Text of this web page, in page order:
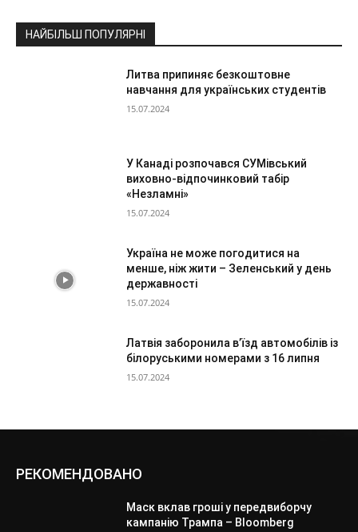
НАЙБІЛЬШ ПОПУЛЯРНІ
Литва припиняє безкоштовне
навчання для українських студентів
15.07.2024
У Канаді розпочався СУМівський
виховно-відпочинковий табір
«Незламні»
15.07.2024
Україна не може погодитися на
менше, ніж жити – Зеленський у день
державності
15.07.2024
Латвія заборонила в’їзд автомобілів із
білоруськими номерами з 16 липня
15.07.2024
РЕКОМЕНДОВАНО
Маск вклав гроші у передвиборчу
кампанію Трампа – Bloomberg